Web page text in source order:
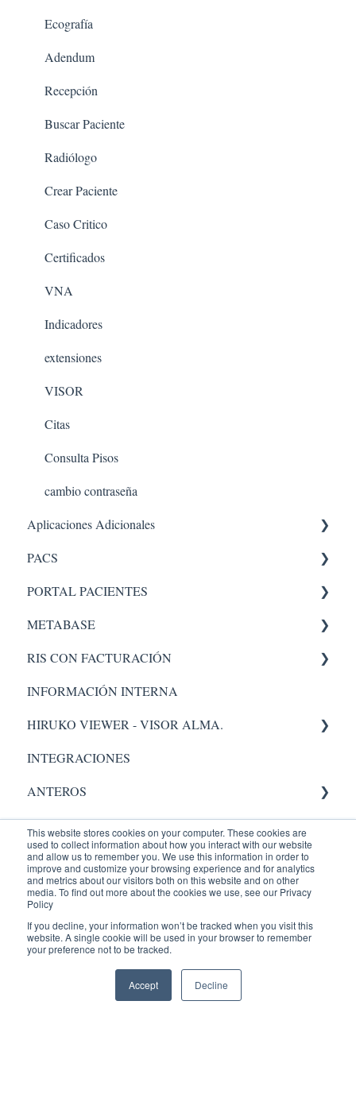
This website stores cookies on your computer. These cookies are
used to collect information about how you interact with our website
and allow us to remember you. We use this information in order to
improve and customize your browsing experience and for analytics
and metrics about our visitors both on this website and on other
media. To find out more about the cookies we use, see our Privacy
Policy
If you decline, your information won’t be tracked when you visit this
website. A single cookie will be used in your browser to remember
your preference not to be tracked.
Accept Decline
Ecografía
Adendum
Recepción
Buscar Paciente
Radiólogo
Crear Paciente
Caso Critico
Certificados
VNA
Indicadores
extensiones
VISOR
Citas
Consulta Pisos
cambio contraseña
Aplicaciones Adicionales
Aplicaciones internas
PACS
PACS 5
Administrador
Pacs
PORTAL PACIENTES
Administración - portal
METABASE
Metabase
Administrador
RIS CON FACTURACIÓN
Facturacion
Administración
INFORMACIÓN INTERNA
HIRUKO VIEWER - VISOR ALMA.
Visor Alma
INTEGRACIONES
ANTEROS
Administrador
AIC
Validación.
Administrador
PACS
Recepción
RADIOLOGY
Equipos Médicos
Entrenamientos
ENTRENAMIENTOS AQUILA
PACIENTES
Portal Paciente
Reconocimiento de Voz